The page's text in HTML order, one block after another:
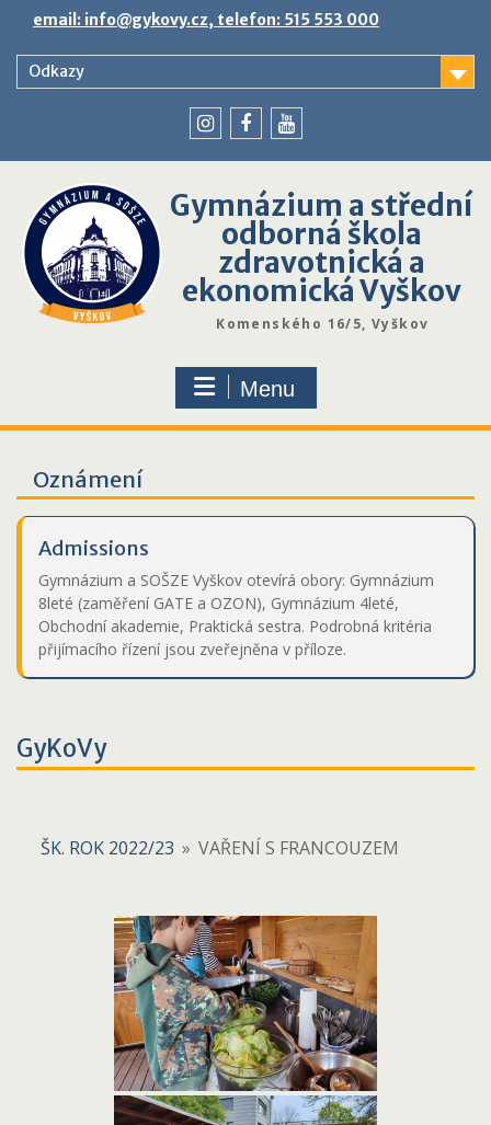
content
email: info@gykovy.cz, telefon: 515 553 000
Odkazy
Gymnázium a střední
odborná škola
zdravotnická a
ekonomická Vyškov
Komenského 16/5, Vyškov
Menu
Oznámení
Admissions
Gymnázium a SOŠZE Vyškov otevírá obory: Gymnázium
8leté (zaměření GATE a OZON), Gymnázium 4leté,
Obchodní akademie, Praktická sestra. Podrobná kritéria
přijímacího řízení jsou zveřejněna v příloze.
GyKoVy
ŠK. ROK 2022/23 » VAŘENÍ S FRANCOUZEM